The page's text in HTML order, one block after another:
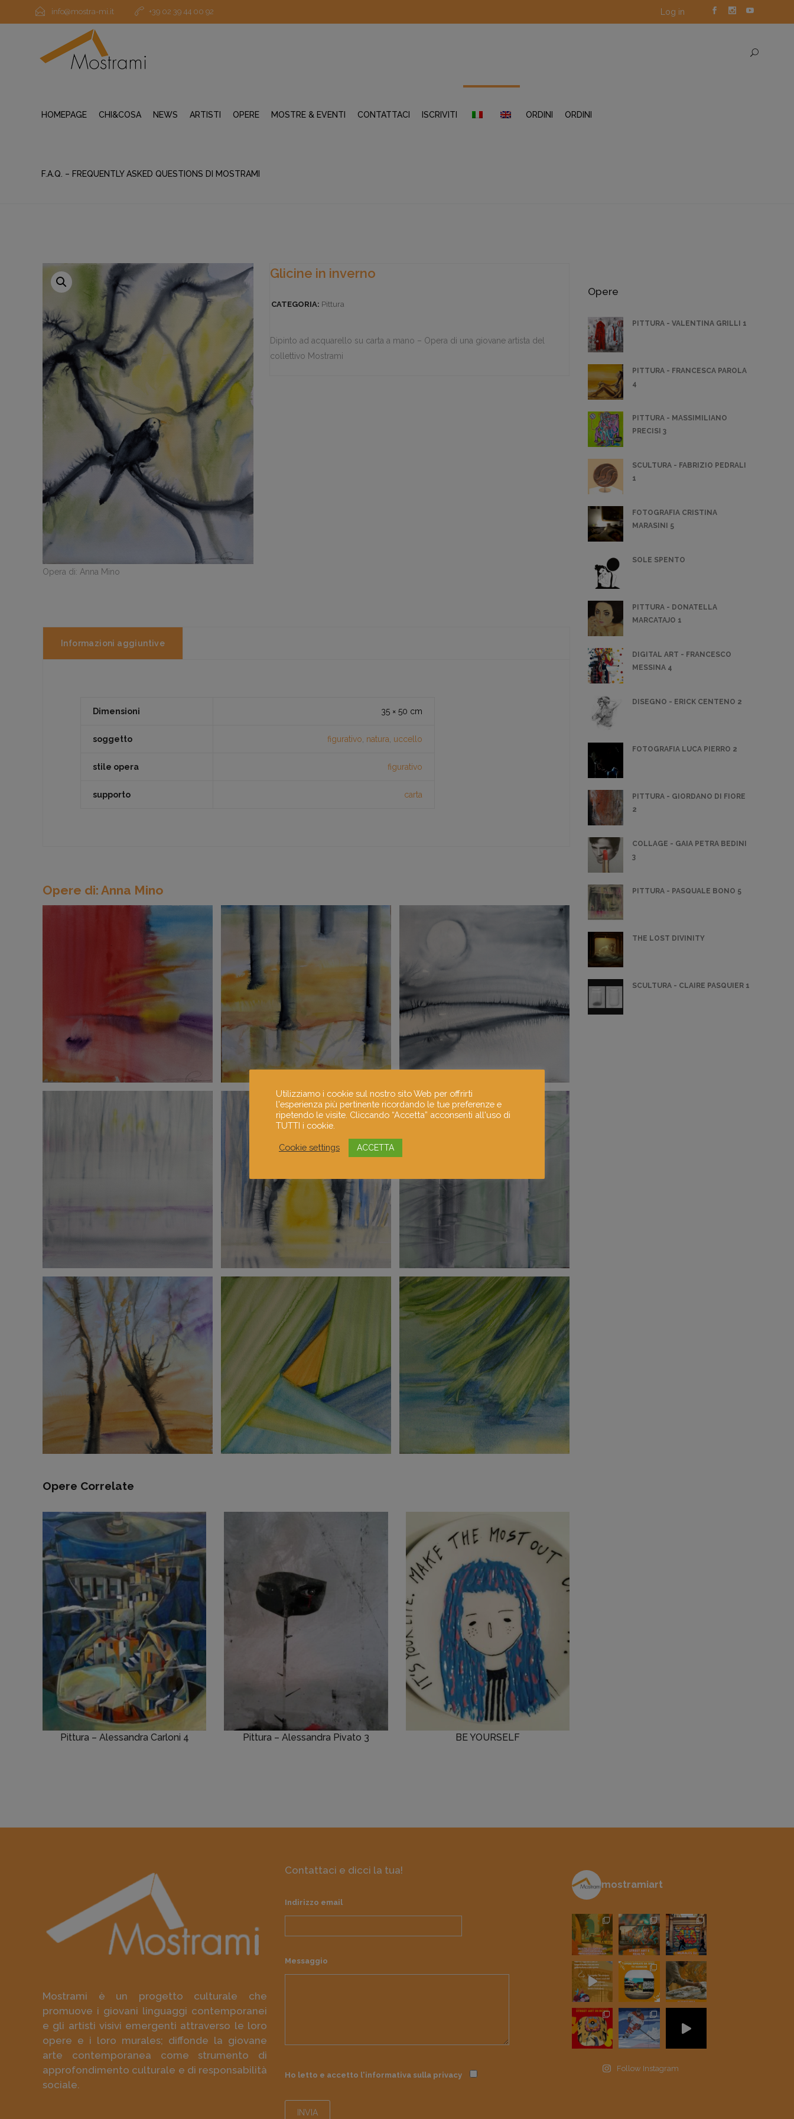
info@mostra-mi.it +39 02 39 44 00 92 Log in
HOMEPAGE CHI&COSA NEWS ARTISTI OPERE MOSTRE & EVENTI CONTATTACI ISCRIVITI ORDINI ORDINI
F.A.Q. – FREQUENTLY ASKED QUESTIONS DI MOSTRAMI
Opera di: Anna Mino
Glicine in inverno
CATEGORIA: Pittura
Dipinto ad acquarello su carta a mano – Opera di una giovane artista del
collettivo Mostrami
Informazioni aggiuntive
Dimensioni 35 × 50 cm
soggetto figurativo, natura, uccello
stile opera figurativo
supporto carta
Opere di: Anna Mino
Opere Correlate
Pittura – Alessandra Carloni 4 Pittura – Alessandra Pivato 3 BE YOURSELF
Opere
PITTURA - VALENTINA GRILLI 1
PITTURA - FRANCESCA PAROLA
4
PITTURA - MASSIMILIANO
PRECISI 3
SCULTURA - FABRIZIO PEDRALI
1
FOTOGRAFIA CRISTINA
MARASINI 5
SOLE SPENTO
PITTURA - DONATELLA
MARCATAJO 1
DIGITAL ART - FRANCESCO
MESSINA 4
DISEGNO - ERICK CENTENO 2
FOTOGRAFIA LUCA PIERRO 2
PITTURA - GIORDANO DI FIORE
2
COLLAGE - GAIA PETRA BEDINI
3
PITTURA - PASQUALE BONO 5
THE LOST DIVINITY
SCULTURA - CLAIRE PASQUIER 1
Mostrami è un progetto culturale che
promuove i giovani linguaggi contemporanei
e gli artisti visivi emergenti attraverso le loro
opere e i loro murales; diffonde la giovane
arte contemporanea come strumento di
approfondimento culturale e di responsabilità
sociale.
Contattaci e dicci la tua!
Indirizzo email
Messaggio
Ho letto e accetto l'informativa sulla privacy
mostramiart
Follow Instagram
Utilizziamo i cookie sul nostro sito Web per offrirti
l'esperienza più pertinente ricordando le tue preferenze e
ripetendo le visite. Cliccando “Accetta” acconsenti all'uso di
TUTTI i cookie.
Cookie settings ACCETTA